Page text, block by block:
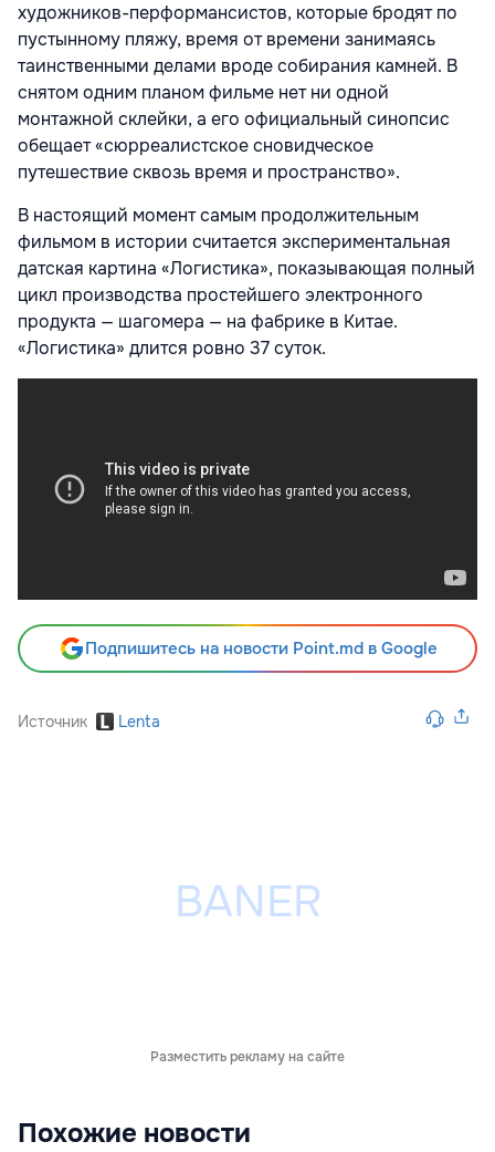
художников-перформансистов, которые бродят по
пустынному пляжу, время от времени занимаясь
таинственными делами вроде собирания камней. В
снятом одним планом фильме нет ни одной
монтажной склейки, а его официальный синопсис
обещает «сюрреалистское сновидческое
путешествие сквозь время и пространство».
В настоящий момент самым продолжительным
фильмом в истории считается экспериментальная
датская картина «Логистика», показывающая полный
цикл производства простейшего электронного
продукта — шагомера — на фабрике в Китае.
«Логистика» длится ровно 37 суток.
Подпишитесь на новости Point.md в Google
Источник Lenta
Разместить рекламу на сайте
Похожие новости